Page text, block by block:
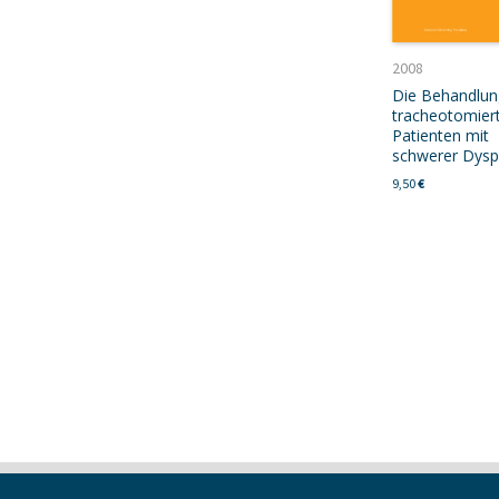
2008
Die
Patienten mit
schwerer
9,50€